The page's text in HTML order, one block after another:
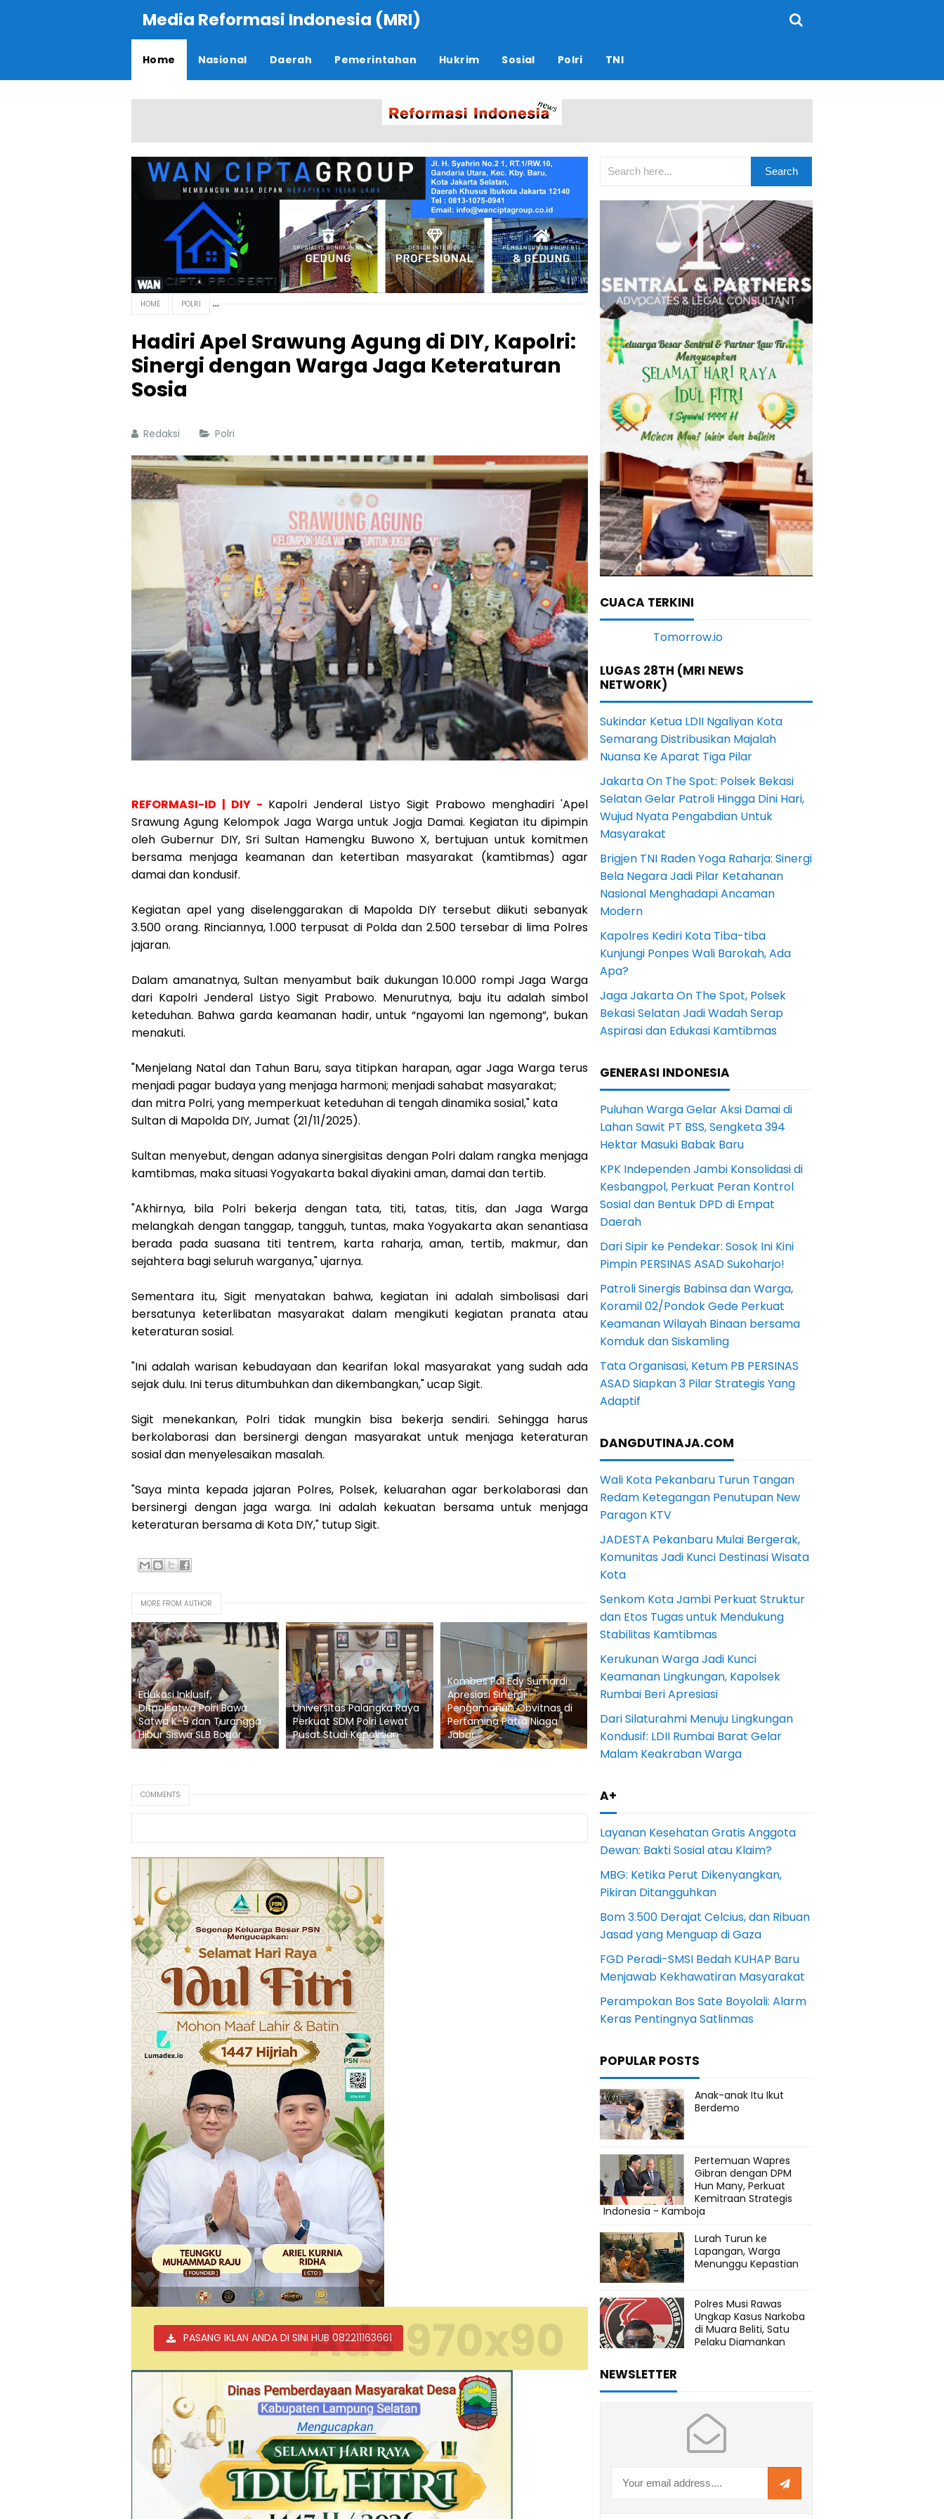
Media Reformasi Indonesia (MRI)
Home Nasional Daerah Pemerintahan Hukrim Sosial Polri TNI
HOME POLRI
Hadiri Apel Srawung Agung di DIY, Kapolri:
Sinergi dengan Warga Jaga Keteraturan
Sosia
Redaksi Polri
REFORMASI-ID | DIY - Kapolri Jenderal Listyo Sigit Prabowo menghadiri 'Apel
Srawung Agung Kelompok Jaga Warga untuk Jogja Damai. Kegiatan itu dipimpin
oleh Gubernur DIY, Sri Sultan Hamengku Buwono X, bertujuan untuk komitmen
bersama menjaga keamanan dan ketertiban masyarakat (kamtibmas) agar
damai dan kondusif.
Kegiatan apel yang diselenggarakan di Mapolda DIY tersebut diikuti sebanyak
3.500 orang. Rinciannya, 1.000 terpusat di Polda dan 2.500 tersebar di lima Polres
jajaran.
Dalam amanatnya, Sultan menyambut baik dukungan 10.000 rompi Jaga Warga
dari Kapolri Jenderal Listyo Sigit Prabowo. Menurutnya, baju itu adalah simbol
keteduhan. Bahwa garda keamanan hadir, untuk “ngayomi lan ngemong”, bukan
menakuti.
"Menjelang Natal dan Tahun Baru, saya titipkan harapan, agar Jaga Warga terus
menjadi pagar budaya yang menjaga harmoni; menjadi sahabat masyarakat;
dan mitra Polri, yang memperkuat keteduhan di tengah dinamika sosial," kata
Sultan di Mapolda DIY, Jumat (21/11/2025).
Sultan menyebut, dengan adanya sinergisitas dengan Polri dalam rangka menjaga
kamtibmas, maka situasi Yogyakarta bakal diyakini aman, damai dan tertib.
"Akhirnya, bila Polri bekerja dengan tata, titi, tatas, titis, dan Jaga Warga
melangkah dengan tanggap, tangguh, tuntas, maka Yogyakarta akan senantiasa
berada pada suasana titi tentrem, karta raharja, aman, tertib, makmur, dan
sejahtera bagi seluruh warganya," ujarnya.
Sementara itu, Sigit menyatakan bahwa, kegiatan ini adalah simbolisasi dari
bersatunya keterlibatan masyarakat dalam mengikuti kegiatan pranata atau
keteraturan sosial.
"Ini adalah warisan kebudayaan dan kearifan lokal masyarakat yang sudah ada
sejak dulu. Ini terus ditumbuhkan dan dikembangkan," ucap Sigit.
Sigit menekankan, Polri tidak mungkin bisa bekerja sendiri. Sehingga harus
berkolaborasi dan bersinergi dengan masyarakat untuk menjaga keteraturan
sosial dan menyelesaikan masalah.
"Saya minta kepada jajaran Polres, Polsek, keluarahan agar berkolaborasi dan
bersinergi dengan jaga warga. Ini adalah kekuatan bersama untuk menjaga
keteraturan bersama di Kota DIY," tutup Sigit.
MORE FROM AUTHOR
Edukasi Inklusif,
Ditpolsatwa Polri Bawa
Satwa K-9 dan Turangga
Hibur Siswa SLB Bogor
Universitas Palangka Raya
Perkuat SDM Polri Lewat
Pusat Studi Kepolisian
Kombes Pol Edy Sumardi
Apresiasi Sinergi
Pengamanan Obvitnas di
Pertamina Patra Niaga
Jabar
COMMENTS
PASANG IKLAN ANDA DI SINI HUB 082211163661Ads 970x90
CUACA TERKINI
LUGAS 28TH (MRI NEWS
NETWORK)
Sukindar Ketua LDII Ngaliyan Kota
Semarang Distribusikan Majalah
Nuansa Ke Aparat Tiga Pilar
Jakarta On The Spot: Polsek Bekasi
Selatan Gelar Patroli Hingga Dini Hari,
Wujud Nyata Pengabdian Untuk
Masyarakat
Brigjen TNI Raden Yoga Raharja: Sinergi
Bela Negara Jadi Pilar Ketahanan
Nasional Menghadapi Ancaman
Modern
Kapolres Kediri Kota Tiba-tiba
Kunjungi Ponpes Wali Barokah, Ada
Apa?
Jaga Jakarta On The Spot, Polsek
Bekasi Selatan Jadi Wadah Serap
Aspirasi dan Edukasi Kamtibmas
GENERASI INDONESIA
Puluhan Warga Gelar Aksi Damai di
Lahan Sawit PT BSS, Sengketa 394
Hektar Masuki Babak Baru
KPK Independen Jambi Konsolidasi di
Kesbangpol, Perkuat Peran Kontrol
Sosial dan Bentuk DPD di Empat
Daerah
Dari Sipir ke Pendekar: Sosok Ini Kini
Pimpin PERSINAS ASAD Sukoharjo!
Patroli Sinergis Babinsa dan Warga,
Koramil 02/Pondok Gede Perkuat
Keamanan Wilayah Binaan bersama
Komduk dan Siskamling
Tata Organisasi, Ketum PB PERSINAS
ASAD Siapkan 3 Pilar Strategis Yang
Adaptif
DANGDUTINAJA.COM
Wali Kota Pekanbaru Turun Tangan
Redam Ketegangan Penutupan New
Paragon KTV
JADESTA Pekanbaru Mulai Bergerak,
Komunitas Jadi Kunci Destinasi Wisata
Kota
Senkom Kota Jambi Perkuat Struktur
dan Etos Tugas untuk Mendukung
Stabilitas Kamtibmas
Kerukunan Warga Jadi Kunci
Keamanan Lingkungan, Kapolsek
Rumbai Beri Apresiasi
Dari Silaturahmi Menuju Lingkungan
Kondusif: LDII Rumbai Barat Gelar
Malam Keakraban Warga
A+
Layanan Kesehatan Gratis Anggota
Dewan: Bakti Sosial atau Klaim?
MBG: Ketika Perut Dikenyangkan,
Pikiran Ditangguhkan
Bom 3.500 Derajat Celcius, dan Ribuan
Jasad yang Menguap di Gaza
FGD Peradi-SMSI Bedah KUHAP Baru
Menjawab Kekhawatiran Masyarakat
Perampokan Bos Sate Boyolali: Alarm
Keras Pentingnya Satlinmas
POPULAR POSTS
Anak-anak Itu Ikut
Berdemo
Pertemuan Wapres
Gibran dengan DPM
Hun Many, Perkuat
Kemitraan Strategis
Indonesia - Kamboja
Lurah Turun ke
Lapangan, Warga
Menunggu Kepastian
Polres Musi Rawas
Ungkap Kasus Narkoba
di Muara Beliti, Satu
Pelaku Diamankan
NEWSLETTER